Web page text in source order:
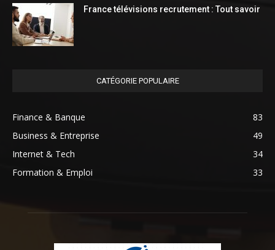
France télévisions recrutement : Tout savoir
CATÉGORIE POPULAIRE
Finance & Banque
83
Business & Entreprise
49
Internet & Tech
34
Formation & Emploi
33